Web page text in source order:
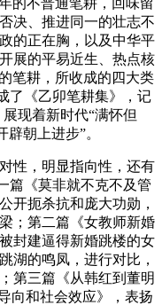
决、推进同一的壮志不
的正在胸，以及中华平
展的平易近生、热点核
笔耕，所收成的四大类
了《乙卯笔耕集》，记
现着新时代“满怀但
辟朝上进步”。
，明显指向性，还有
篇《莫非就不克不及管
开扼杀抗和庞大功勋，
；第二篇《女教师新婚
封建逼得新婚跳楼的女
湖的鸣凤，进行对比，
第三篇《从韩红到董明
向和社会效应》，表扬